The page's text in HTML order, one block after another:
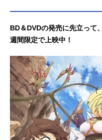
BD＆DVDの発売に先立って
週間限定で上映中！